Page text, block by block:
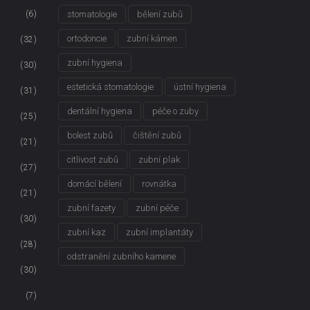
(6)
(32)
(30)
(31)
(25)
(21)
(27)
(21)
(30)
(28)
(30)
(7)
stomatologie bělení zubů
ortodoncie zubní kámen
zubní hygiena
estetická stomatologie ústní hygiena
dentální hygiena péče o zuby
bolest zubů čištění zubů
citlivost zubů zubní plak
domácí bělení rovnátka
zubní fazety zubní péče
zubní kaz zubní implantáty
odstranění zubního kamene